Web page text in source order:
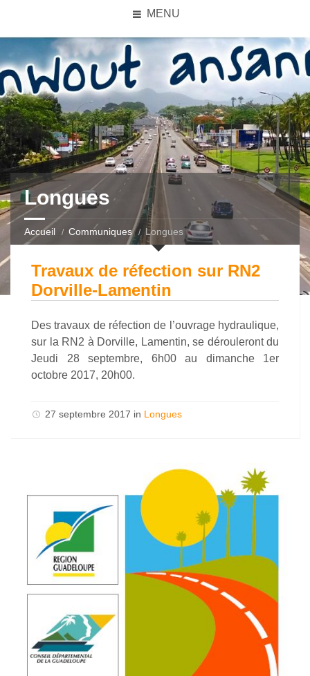
MENU
Longues
Accueil Communiques Longues
Travaux de réfection sur RN2
Dorville-Lamentin
Des travaux de réfection de l’ouvrage hydraulique,
sur la RN2 à Dorville, Lamentin, se dérouleront du
Jeudi 28 septembre, 6h00 au dimanche 1er
octobre 2017, 20h00.
27 septembre 2017 in Longues